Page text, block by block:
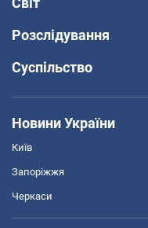
Розслідування
Суспільство
Новини України
Київ
Запоріжжя
Черкаси